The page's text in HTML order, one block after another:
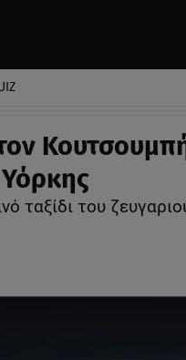
ταξίδι του